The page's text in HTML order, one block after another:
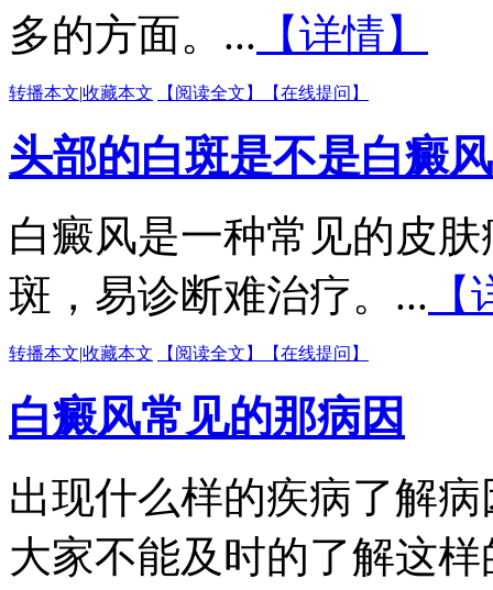
多的方面。... 【详情】
转播本文|收藏本文 【阅读全文】 【在线提问】
头部的白斑是不是白癜风
白癜风是一种常见的皮
斑，易诊断难治疗。...
转播本文|收藏本文 【阅读全文】 【在线提问】
白癜风常见的那病因
出现什么样的疾病了解
大家不能及时的了解这